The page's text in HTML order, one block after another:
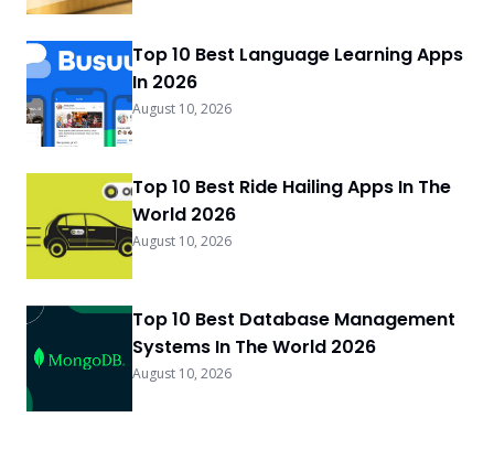
Top 10 Best Language Learning Apps
In 2026
August 10, 2026
Top 10 Best Ride Hailing Apps In The
World 2026
August 10, 2026
Top 10 Best Database Management
Systems In The World 2026
August 10, 2026